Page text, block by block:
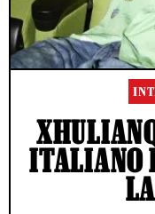
ITALIANO